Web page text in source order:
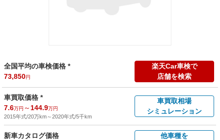
全国平均の車検価格 *
73,850円
楽天Car車検で
店舗を検索
車買取価格 *
7.6万円 ～ 144.9万円
2015年式/20万km～2020年式/5千km
車買取相場
シミュレーション
新車カタログ価格
他車種を